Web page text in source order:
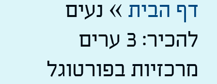
דף הבית » נעים
להכיר: 3 ערים
מרכזיות בפורטוגל